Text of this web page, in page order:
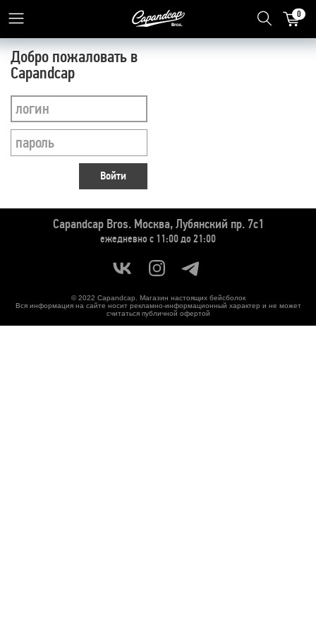
0
Добро пожаловать в
Capandcap
Войти
Capandcap Bros. Москва, Лубянский пр. 7с1
ежедневно с 11:00 до 21:00
© 2022 Capandcap. Магазин настоящих бейсболок
Вся информация на сайте носит рекламно-информационный характер и не может
считаться публичной офертой